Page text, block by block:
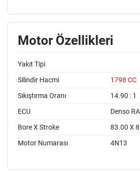
Motor Özellikleri
Yakıt Tipi
Silindir Hacmi
1798 CC
Sıkıştırma Oranı
14.90 : 1
ECU
Denso
Bore X Stroke
83.00 X
Motor Numarası
4N13